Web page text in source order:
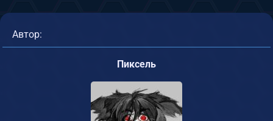
Автор:
Пиксель